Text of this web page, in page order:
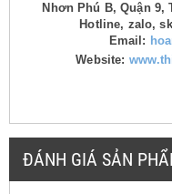
Nhơn Phú B, Quận 9,
Hotline, zalo,
Email:
Website:
ĐÁNH GIÁ SẢN